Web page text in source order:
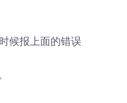
候报上面的错误